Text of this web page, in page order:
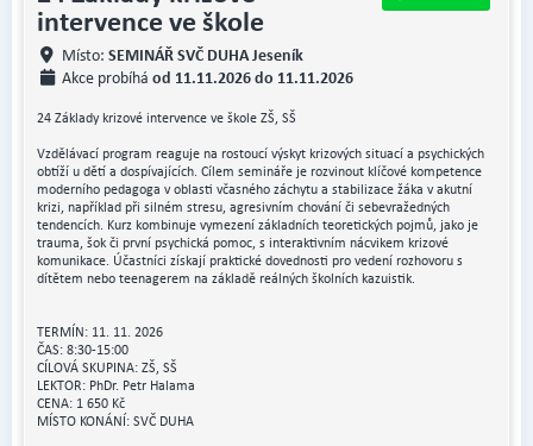
intervence ve škole
Místo: SEMINÁŘ SVČ DUHA Jeseník
Akce probíhá od 11.11.2026 do 11.11.2026
24 Základy krizové intervence ve škole ZŠ, SŠ
Vzdělávací program reaguje na rostoucí výskyt krizových situací a psychických
obtíží u dětí a dospívajících. Cílem semináře je rozvinout klíčové kompetence
moderního pedagoga v oblasti včasného záchytu a stabilizace žáka v akutní
krizi, například při silném stresu, agresivním chování či sebevražedných
tendencích. Kurz kombinuje vymezení základních teoretických pojmů, jako je
trauma, šok či první psychická pomoc, s interaktivním nácvikem krizové
komunikace. Účastníci získají praktické dovednosti pro vedení rozhovoru s
dítětem nebo teenagerem na základě reálných školních kazuistik.
TERMÍN: 11. 11. 2026
ČAS: 8:30-15:00
CÍLOVÁ SKUPINA: ZŠ, SŠ
LEKTOR: PhDr. Petr Halama
CENA: 1 650 Kč
MÍSTO KONÁNÍ: SVČ DUHA